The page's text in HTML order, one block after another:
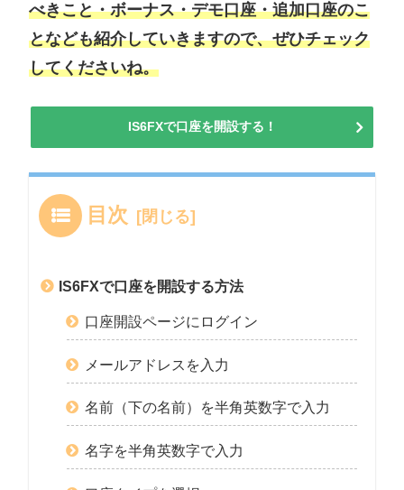
べきこと・ボーナス・デモ口座・追加口座のこ
となども紹介していきますので、ぜひチェック
してくださいね。
IS6FXで口座を開設する！
目次
IS6FXで口座を開設する方法
口座開設ページにログイン
メールアドレスを入力
名前（下の名前）を半角英数字で入力
名字を半角英数字で入力